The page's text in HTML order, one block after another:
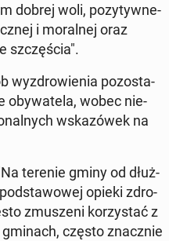
dobrej woli, po­zy­tyw­ne­
i mo­ral­nej oraz
szczę­ścia".
wy­zdro­wie­nia po­zo­sta­
oby­wa­te­la, wobec nie­
wska­zó­wek na
terenie gminy od dłuż­
opieki zdro­
zmu­sze­ni ko­rzy­stać z
często znacz­nie